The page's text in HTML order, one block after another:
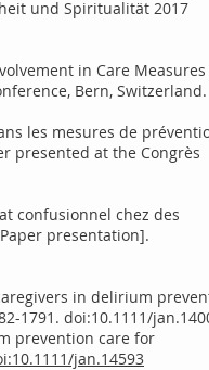
und Spiritualität 2017
in Care
Bern, Switzerland.
les mesures de
presented at the Congrès
confusionnel chez des
presentation].
in delirium
1791. doi:10.1111/
prevention care for
jan.14593